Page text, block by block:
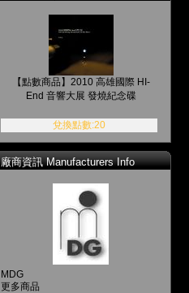
【點數商品】2010 高雄國際 HI-
End 音響大展 發燒紀念碟
兌換點數:20
廠商資訊 Manufacturers Info
MDG
更多商品